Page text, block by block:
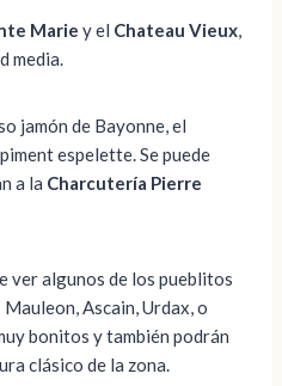
Marie y el Chateau Vieux,
media.
jamón de Bayonne, el
espelette. Se puede
a la Charcutería Pierre
ver algunos de los pueblitos
Ascain, Urdax, o
bonitos y también podrán
clásico de la zona.